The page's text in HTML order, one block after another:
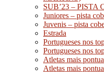
SUB’23 – PISTA
Juniores – pista
Juvenis – pista
Estrada
Portugueses nos
Portugueses nos
Atletas mais
Atletas mais